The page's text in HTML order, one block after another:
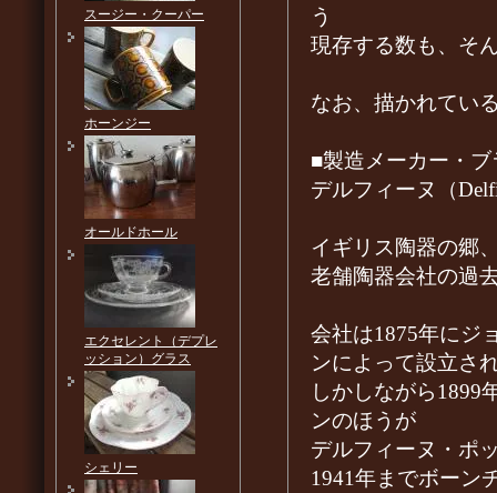
う
現存する数も、そ
なお、描かれてい
■製造メーカー・ブ
デルフィーヌ（
イギリス陶器の郷
老舗陶器会社の過
会社は1875年にジ
ンによって設立さ
しかしながら1899
ンのほうが
デルフィーヌ・ポ
1941年までボーン
スージー・クーパー
ホーンジー
オールドホール
エクセレント（デプレ
ッション）グラス
シェリー